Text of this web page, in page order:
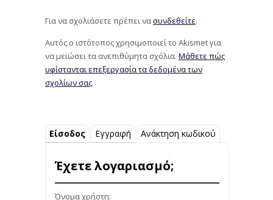
Για να σχολιάσετε πρέπει νασυνδεθείτε.
Αυτός ο ιστότοπος χρησιμοποιεί το Akismet για
να μειώσει τα ανεπιθύμητα σχόλια. Μάθετε πώς
υφίστανται επεξεργασία τα δεδομένα των
σχολίων σας.
Είσοδος Εγγραφή Ανάκτηση κωδικού
Έχετε λογαριασμό;
Όνομα χρήστη: